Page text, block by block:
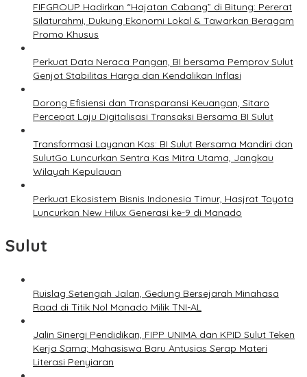
FIFGROUP Hadirkan “Hajatan Cabang” di Bitung: Pererat
Silaturahmi, Dukung Ekonomi Lokal & Tawarkan Beragam
Promo Khusus
Perkuat Data Neraca Pangan, BI bersama Pemprov Sulut
Genjot Stabilitas Harga dan Kendalikan Inflasi
Dorong Efisiensi dan Transparansi Keuangan, Sitaro
Percepat Laju Digitalisasi Transaksi Bersama BI Sulut
Transformasi Layanan Kas: BI Sulut Bersama Mandiri dan
SulutGo Luncurkan Sentra Kas Mitra Utama, Jangkau
Wilayah Kepulauan
Perkuat Ekosistem Bisnis Indonesia Timur, Hasjrat Toyota
Luncurkan New Hilux Generasi ke-9 di Manado
Sulut
Ruislag Setengah Jalan, Gedung Bersejarah Minahasa
Raad di Titik Nol Manado Milik TNI-AL
Jalin Sinergi Pendidikan, FIPP UNIMA dan KPID Sulut Teken
Kerja Sama; Mahasiswa Baru Antusias Serap Materi
Literasi Penyiaran